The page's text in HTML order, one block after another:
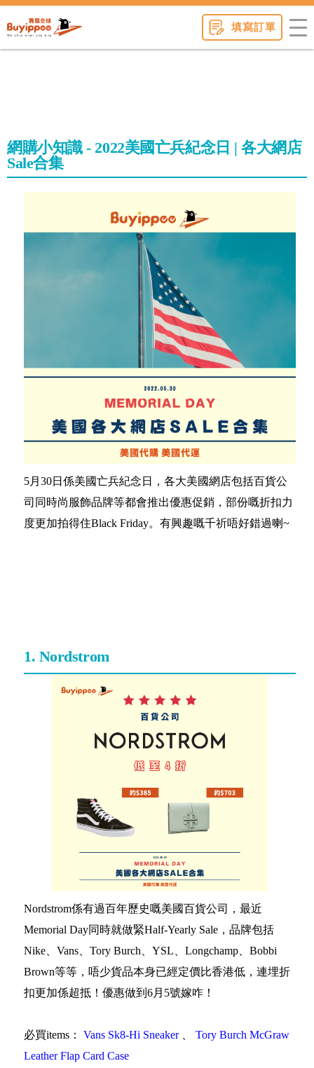
填寫訂單
網購小知識 - 2022美國亡兵紀念日 | 各大網店
Sale合集
5月30日係美國亡兵紀念日，各大美國網店包括百貨公
司同時尚服飾品牌等都會推出優惠促銷，部份嘅折扣力
度更加拍得住Black Friday。有興趣嘅千祈唔好錯過喇~
1. Nordstrom
Nordstrom係有過百年歷史嘅美國百貨公司，最近
Memorial Day同時就做緊Half-Yearly Sale，品牌包括
Nike、Vans、Tory Burch、YSL、Longchamp、Bobbi
Brown等等，唔少貨品本身已經定價比香港低，連埋折
扣更加係超抵！優惠做到6月5號嫁咋！
必買items： Vans Sk8-Hi Sneaker、
Tory Burch McGraw
Leather Flap Card Case